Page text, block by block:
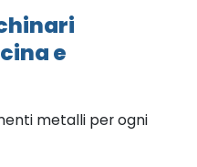
e
metalli per ogni